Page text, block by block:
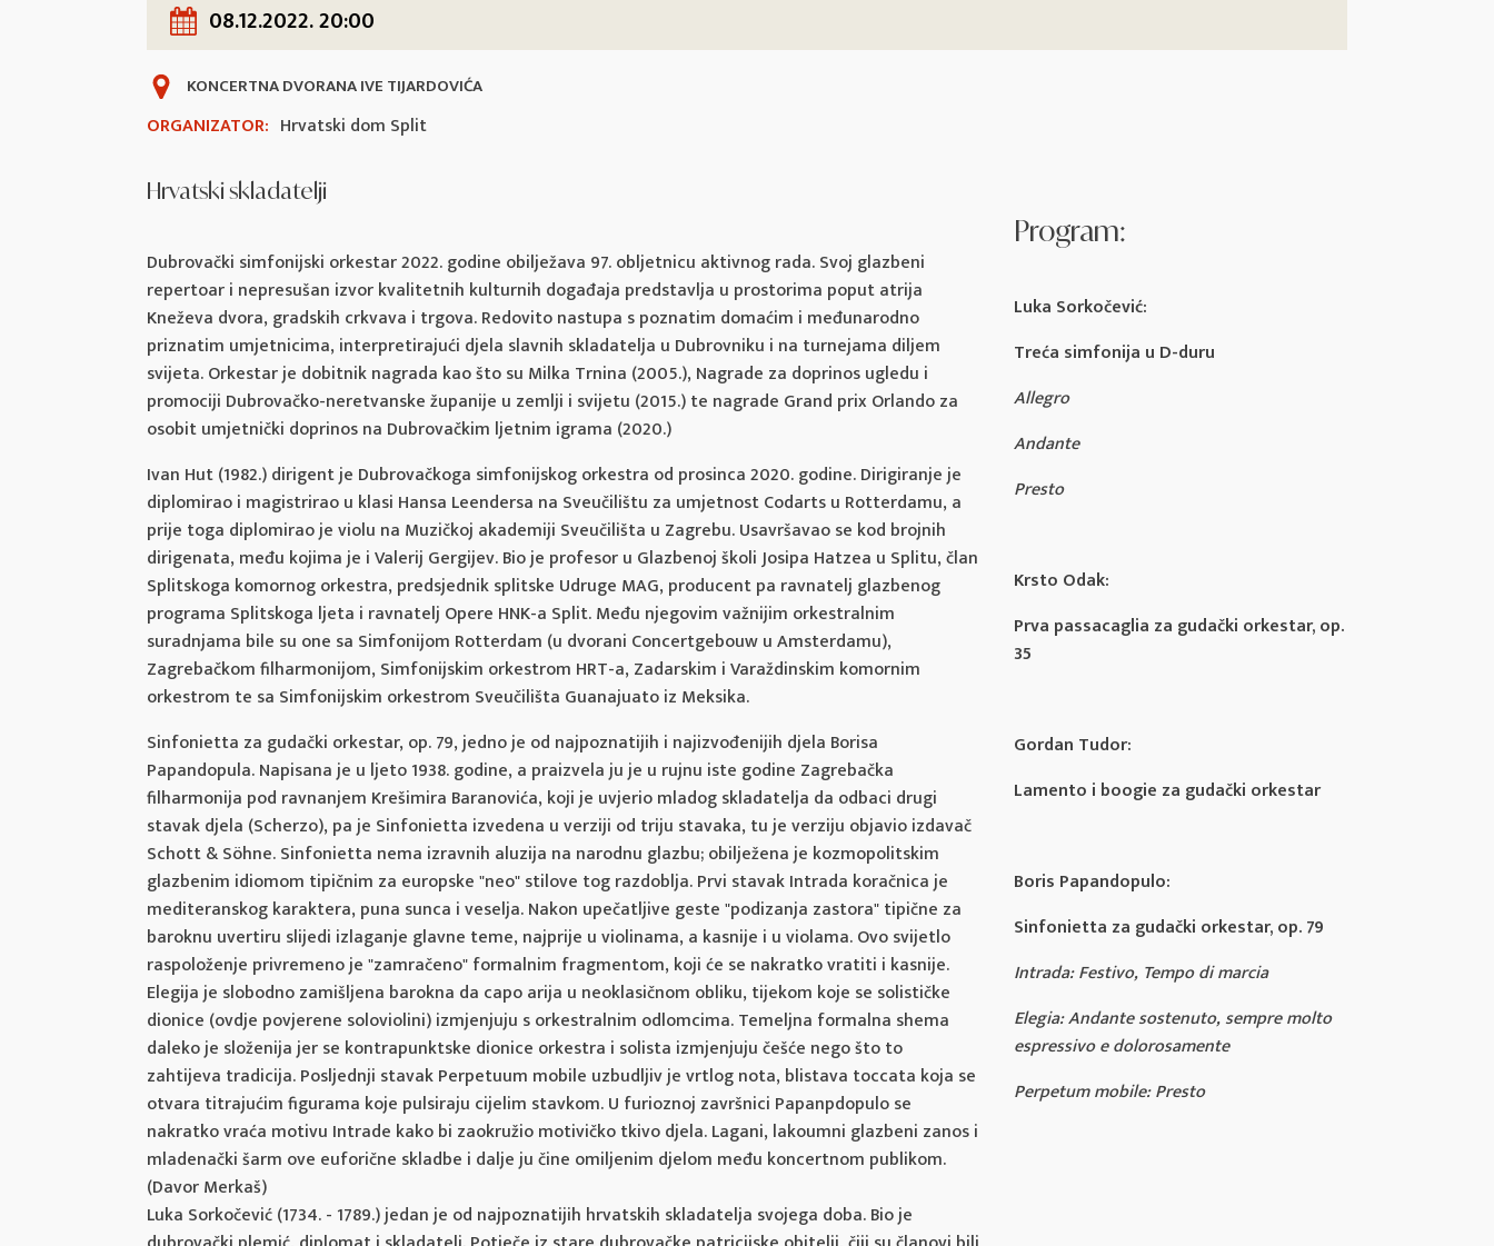
08.12.2022. 20:00
ORGANIZATOR: Hrvatski dom Split
KONCERTNA DVORANA IVE TIJARDOVIĆA
Hrvatski skladatelji
Dubrovački simfonijski orkestar 2022. godine obilježava 97. obljetnicu aktivnog rada. Svoj glazbeni
repertoar i nepresušan izvor kvalitetnih kulturnih događaja predstavlja u prostorima poput atrija
Kneževa dvora, gradskih crkvava i trgova. Redovito nastupa s poznatim domaćim i međunarodno
priznatim umjetnicima, interpretirajući djela slavnih skladatelja u Dubrovniku i na turnejama diljem
svijeta. Orkestar je dobitnik nagrada kao što su Milka Trnina (2005.), Nagrade za doprinos ugledu i
promociji Dubrovačko-neretvanske županije u zemlji i svijetu (2015.) te nagrade Grand prix Orlando za
osobit umjetnički doprinos na Dubrovačkim ljetnim igrama (2020.)
Ivan Hut (1982.) dirigent je Dubrovačkoga simfonijskog orkestra od prosinca 2020. godine. Dirigiranje je
diplomirao i magistrirao u klasi Hansa Leendersa na Sveučilištu za umjetnost Codarts u Rotterdamu, a
prije toga diplomirao je violu na Muzičkoj akademiji Sveučilišta u Zagrebu. Usavršavao se kod brojnih
dirigenata, među kojima je i Valerij Gergijev. Bio je profesor u Glazbenoj školi Josipa Hatzea u Splitu, član
Splitskoga komornog orkestra, predsjednik splitske Udruge MAG, producent pa ravnatelj glazbenog
programa Splitskoga ljeta i ravnatelj Opere HNK-a Split. Među njegovim važnijim orkestralnim
suradnjama bile su one sa Simfonijom Rotterdam (u dvorani Concertgebouw u Amsterdamu),
Zagrebačkom filharmonijom, Simfonijskim orkestrom HRT-a, Zadarskim i Varaždinskim komornim
orkestrom te sa Simfonijskim orkestrom Sveučilišta Guanajuato iz Meksika.
Sinfonietta za gudački orkestar, op. 79, jedno je od najpoznatijih i najizvođenijih djela Borisa
Papandopula. Napisana je u ljeto 1938. godine, a praizvela ju je u rujnu iste godine Zagrebačka
filharmonija pod ravnanjem Krešimira Baranovića, koji je uvjerio mladog skladatelja da odbaci drugi
stavak djela (Scherzo), pa je Sinfonietta izvedena u verziji od triju stavaka, tu je verziju objavio izdavač
Schott & Söhne. Sinfonietta nema izravnih aluzija na narodnu glazbu; obilježena je kozmopolitskim
glazbenim idiomom tipičnim za europske "neo" stilove tog razdoblja. Prvi stavak Intrada koračnica je
mediteranskog karaktera, puna sunca i veselja. Nakon upečatljive geste "podizanja zastora" tipične za
baroknu uvertiru slijedi izlaganje glavne teme, najprije u violinama, a kasnije i u violama. Ovo svijetlo
raspoloženje privremeno je "zamračeno" formalnim fragmentom, koji će se nakratko vratiti i kasnije.
Elegija je slobodno zamišljena barokna da capo arija u neoklasičnom obliku, tijekom koje se solističke
dionice (ovdje povjerene soloviolini) izmjenjuju s orkestralnim odlomcima. Temeljna formalna shema
daleko je složenija jer se kontrapunktske dionice orkestra i solista izmjenjuju češće nego što to
zahtijeva tradicija. Posljednji stavak Perpetuum mobile uzbudljiv je vrtlog nota, blistava toccata koja se
otvara titrajućim figurama koje pulsiraju cijelim stavkom. U furioznoj završnici Papanpdopulo se
nakratko vraća motivu Intrade kako bi zaokružio motivičko tkivo djela. Lagani, lakoumni glazbeni zanos i
mladenački šarm ove euforične skladbe i dalje ju čine omiljenim djelom među koncertnom publikom.
(Davor Merkaš)
Luka Sorkočević (1734. - 1789.) jedan je od najpoznatijih hrvatskih skladatelja svojega doba. Bio je
Program:
Luka Sorkočević:
Treća simfonija u D-duru
Allegro
Andante
Presto
Krsto Odak:
Prva passacaglia za gudački orkestar, op.
35
Gordan Tudor:
Lamento i boogie za gudački orkestar
Boris Papandopulo:
Sinfonietta za gudački orkestar, op. 79
Intrada: Festivo, Tempo di marcia
Elegia: Andante sostenuto, sempre molto
espressivo e dolorosamente
Perpetum mobile: Presto